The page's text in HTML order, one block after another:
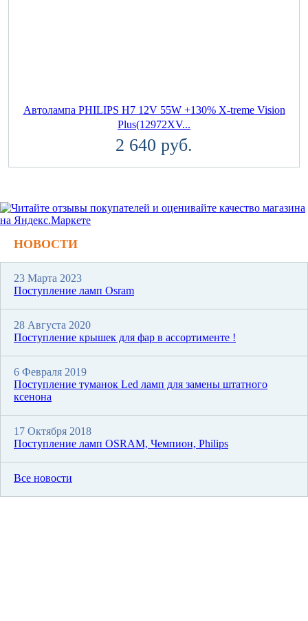
Автолампа PHILIPS H7 12V 55W +130% X-treme Vision
Plus(12972XV...
2 640 руб.
НОВОСТИ
23 Марта 2023
Поступление ламп Osram
28 Августа 2020
Поступление крышек для фар в ассортименте !
6 Февраля 2019
Поступление туманок Led ламп для замены штатного
ксенона
17 Октября 2018
Поступление ламп OSRAM, Чемпион, Philips
Все новости